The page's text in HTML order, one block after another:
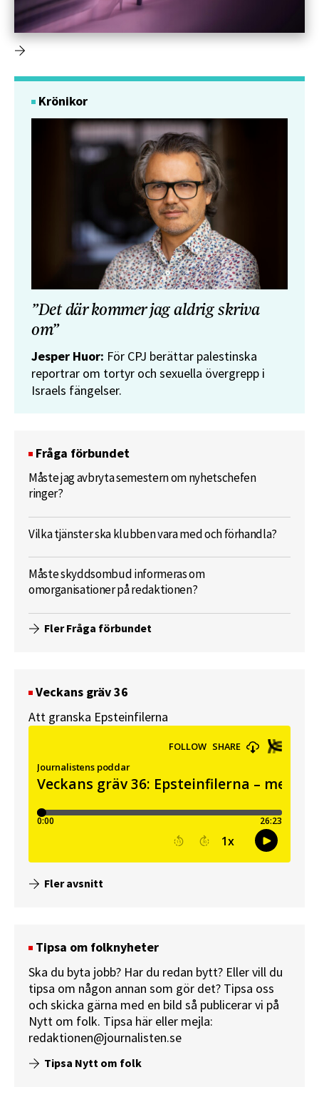
Krönikor
”Det där kommer jag aldrig skriva
om”
Jesper Huor: För CPJ berättar palestinska
reportrar om tortyr och sexuella övergrepp i
Israels fängelser.
Fråga förbundet
Måste jag avbryta semestern om nyhetschefen
ringer?
Vilka tjänster ska klubben vara med och förhandla?
Måste skyddsombud informeras om
omorganisationer på redaktionen?
Fler Fråga förbundet
Veckans gräv 36
Att granska Epsteinfilerna
Fler avsnitt
Tipsa om folknyheter
Ska du byta jobb? Har du redan bytt? Eller vill du
tipsa om någon annan som gör det? Tipsa oss
och skicka gärna med en bild så publicerar vi på
Nytt om folk. Tipsa här eller mejla:
redaktionen@journalisten.se
Tipsa Nytt om folk